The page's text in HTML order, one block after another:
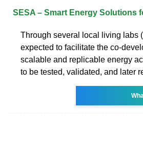
SESA – Smart Energy Solutions
Through several local living labs
expected to facilitate the co-
scalable and replicable energy
to be tested, validated, and later